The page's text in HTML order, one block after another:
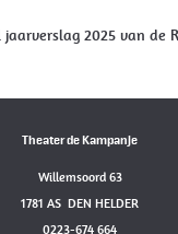
2025 van de
Theater de Kampanje
Willemsoord 63
1781 AS DEN HELDER
0223-674 664